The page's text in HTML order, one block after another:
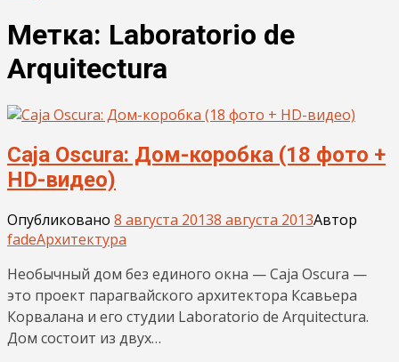
Метка: Laboratorio de
Arquitectura
Caja Oscura: Дом-коробка (18 фото +
HD-видео)
Опубликовано 8 августа 20138 августа 2013Автор
fadeАрхитектура
Необычный дом без единого окна — Caja Oscura —
это проект парагвайского архитектора Ксавьера
Корвалана и его студии Laboratorio de Arquitectura.
Дом состоит из двух…